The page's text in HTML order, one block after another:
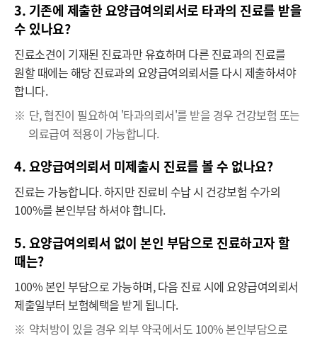
3. 기존에 제출한 요양급여의뢰서로 타과의 진료를 받을
수 있나요?
진료소견이 기재된 진료과만 유효하며 다른 진료과의 진료를
원할 때에는 해당 진료과의 요양급여의뢰서를 다시 제출하셔야
합니다.
※ 단, 협진이 필요하여 '타과의뢰서'를 받을 경우 건강보험 또는
의료급여 적용이 가능합니다.
4. 요양급여의뢰서 미제출시 진료를 볼 수 없나요?
진료는 가능합니다. 하지만 진료비 수납 시 건강보험 수가의
100%를 본인부담 하셔야 합니다.
5. 요양급여의뢰서 없이 본인 부담으로 진료하고자 할
때는?
100% 본인 부담으로 가능하며, 다음 진료 시에 요양급여의뢰서
제출일부터 보험혜택을 받게 됩니다.
※ 약처방이 있을 경우 외부 약국에서도 100% 본인부담으로